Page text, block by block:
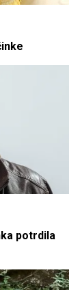
potrdila